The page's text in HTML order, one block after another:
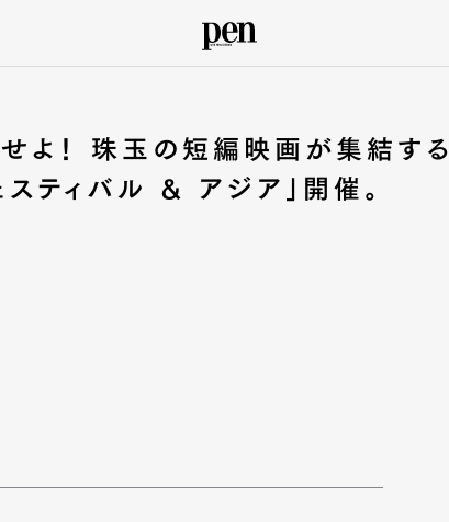
よ！ 珠玉の短編映画が集結する
スティバル & アジア」開催。